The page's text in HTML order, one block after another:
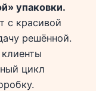
упаковки.
с красивой
решённой.
цикл